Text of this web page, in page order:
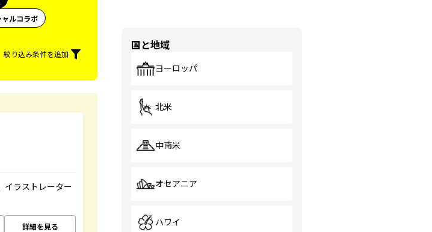
ルコラボ
絞り込み条件を追加
イラストレーター
詳細を見る
国と地域
ヨーロッパ
北米
中南米
オセアニア
ハワイ